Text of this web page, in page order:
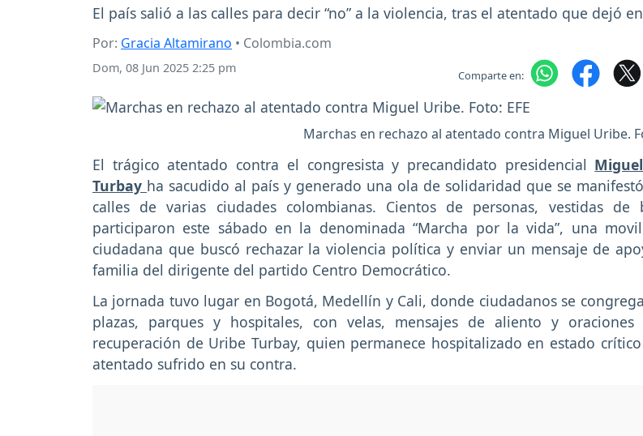
El país salió a las calles para decir “no” a la violencia, tras el atentado que dejó
Por: Gracia Altamirano • Colombia.com
Dom, 08 Jun 2025 2:25 pm Comparte en:
Marchas en rechazo al atentado contra Miguel Uribe.
El trágico atentado contra el congresista y precandidato presidencial
Turbay ha sacudido al país y generado una ola de solidaridad que se
calles de varias ciudades colombianas. Cientos de personas, vestidas de
participaron este sábado en la denominada “Marcha por la vida”, una
ciudadana que buscó rechazar la violencia política y enviar un mensaje de
familia del dirigente del partido Centro Democrático.
La jornada tuvo lugar en Bogotá, Medellín y Cali, donde ciudadanos se
plazas, parques y hospitales, con velas, mensajes de aliento y
recuperación de Uribe Turbay, quien permanece hospitalizado en estado
atentado sufrido en su contra.